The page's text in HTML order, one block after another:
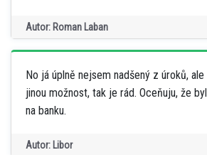
Autor: Roman Laban
No já úplně nejsem nadšený z úroků,
jinou možnost, tak je rád. Oceňuju, že
na banku.
Autor: Libor